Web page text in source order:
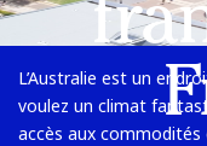
L’Australie est un
voulez un climat
accès aux commodités